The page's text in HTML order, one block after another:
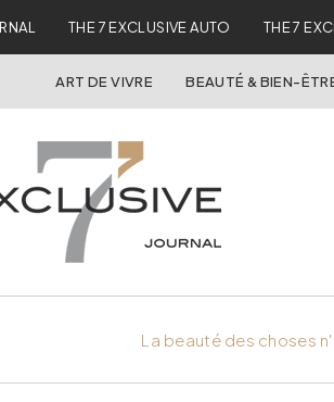
THE 7 EXCLUSIVE AUTO THE 7
ART DE VIVRE BEAUTÉ & BIEN-
La beauté des choses